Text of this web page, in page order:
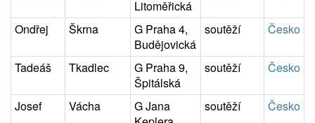
Litoměřická
Ondřej Škrna
G Praha 4,
Budějovická
soutěží Česko
Tadeáš Tkadlec
G Praha 9,
Špitálská
soutěží Česko
Josef Vácha
G Jana
soutěží Česko